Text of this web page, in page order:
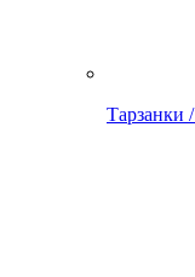
Тарзанки